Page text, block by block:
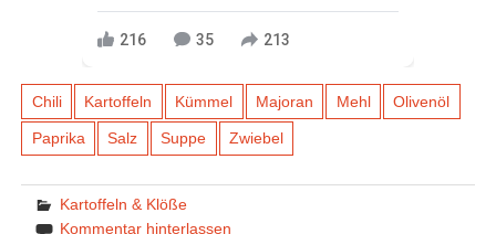
216 35 213
Chili Kartoffeln Kümmel Majoran Mehl Olivenöl
Paprika Salz Suppe Zwiebel
Kartoffeln & Klöße
Kommentar hinterlassen